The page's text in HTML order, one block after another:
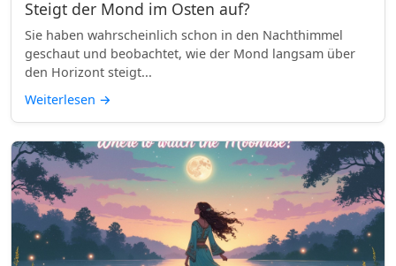
Steigt der Mond im Osten auf?
Sie haben wahrscheinlich schon in den Nachthimmel
geschaut und beobachtet, wie der Mond langsam über
den Horizont steigt...
Weiterlesen →